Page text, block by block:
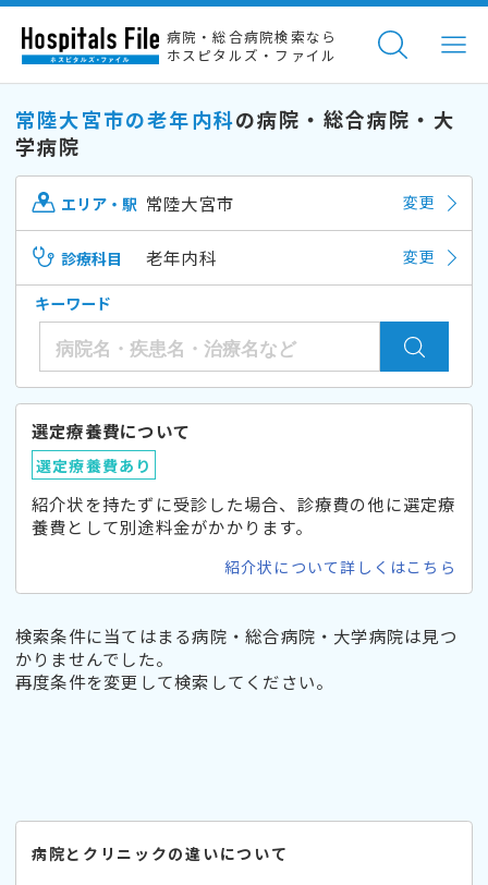
病院・総合病院検索なら
ホスピタルズ・ファイル
常陸大宮市の老年内科の病院・総合病院・大
学病院
エリア・駅 常陸大宮市 変更
診療科目 老年内科 変更
キーワード
選定療養費について
選定療養費あり
紹介状を持たずに受診した場合、診療費の他に選定療
養費として別途料金がかかります。
紹介状について詳しくはこちら
検索条件に当てはまる病院・総合病院・大学病院は見つ
かりませんでした。
再度条件を変更して検索してください。
病院とクリニックの違いについて